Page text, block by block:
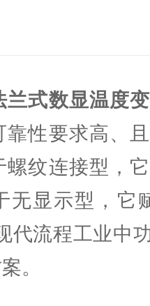
兰式数显温度
靠性要求高、
螺纹连接型，
无显示型，它
代流程工业中
。